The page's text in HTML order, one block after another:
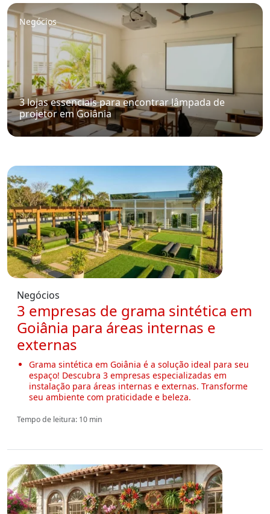
Negócios
3 lojas essenciais para encontrar lâmpada de
projetor em Goiânia
Negócios
3 empresas de grama sintética em
Goiânia para áreas internas e
externas
Grama sintética em Goiânia é a solução ideal para seu
espaço! Descubra 3 empresas especializadas em
instalação para áreas internas e externas. Transforme
seu ambiente com praticidade e beleza.
Tempo de leitura: 10 min